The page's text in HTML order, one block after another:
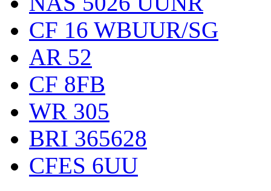
CF 16 WBUUR/SG
AR 52
CF 8FB
WR 305
BRI 365628
CFES 6UU